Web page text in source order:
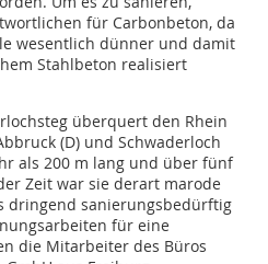
für Carbonbeton, da
wesentlich dünner und damit
Stahlbeton realisiert
überquert den Rhein
(D) und Schwaderloch
als 200 m lang und über fünf
Zeit war sie derart marode
dringend sanierungsbedürftig
für eine
die Mitarbeiter des Büros